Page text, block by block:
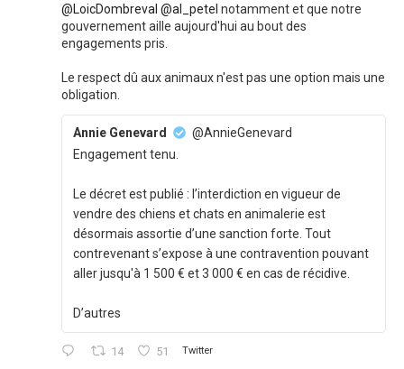
@LoicDombreval @al_petel notamment et que notre
gouvernement aille aujourd'hui au bout des
engagements pris.
Le respect dû aux animaux n'est pas une option mais une
obligation.
Annie Genevard
@AnnieGenevard
Engagement tenu.
Le décret est publié : l’interdiction en vigueur de
vendre des chiens et chats en animalerie est
désormais assortie d’une sanction forte. Tout
contrevenant s’expose à une contravention pouvant
aller jusqu'à 1 500 € et 3 000 € en cas de récidive.
D’autres
14 51 Twitter